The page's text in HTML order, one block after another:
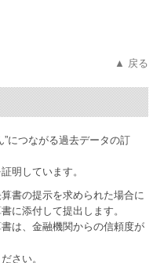
▲ 戻る
につながる過去データの訂
明しています。
書の提示を求められた場合に
に添付して提出します。
は、金融機関からの信頼度が
さい。